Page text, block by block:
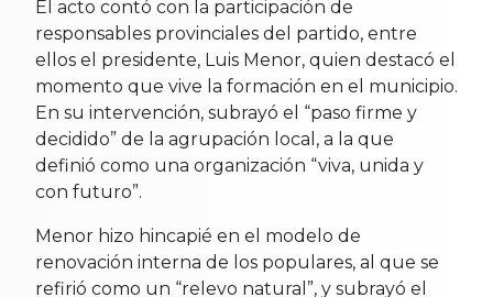
El acto contó con la participación de
responsables provinciales del partido, entre
ellos el presidente, Luis Menor, quien destacó el
momento que vive la formación en el municipio.
En su intervención, subrayó el “paso firme y
decidido” de la agrupación local, a la que
definió como una organización “viva, unida y
con futuro”.
Menor hizo hincapié en el modelo de
renovación interna de los populares, al que se
refirió como un “relevo natural”, y subrayó el